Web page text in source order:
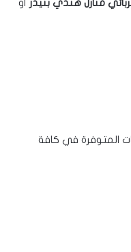
منازل هندي بنيدر أو
المتوفرة في كافة